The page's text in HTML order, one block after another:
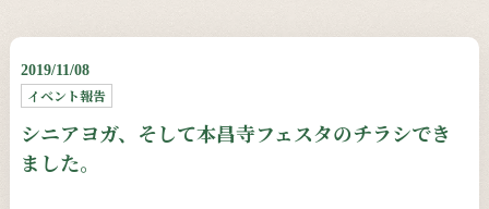
2019/11/08
イベント報告
シニアヨガ、そして本昌寺フェスタのチラシでき
ました。